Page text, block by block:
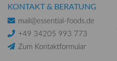
KONTAKT & BERATUNG
mail@essential-foods.de
+49 34205 993 773
Zum Kontaktformular